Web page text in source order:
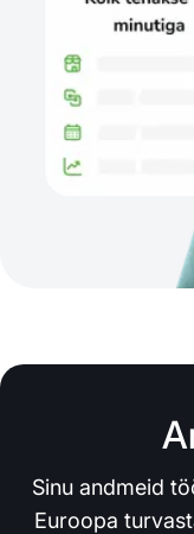
Sinu andmeid
Euroopa